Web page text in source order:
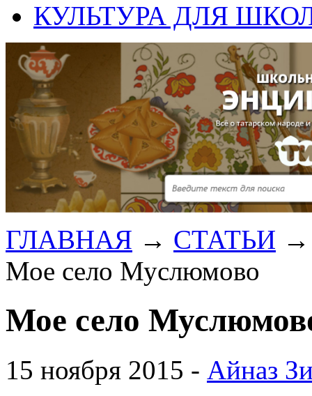
КУЛЬТУРА ДЛЯ
ГЛАВНАЯ → СТАТЬИ
Мое село Муслюмово
Мое село
15 ноября 2015 - Айназ